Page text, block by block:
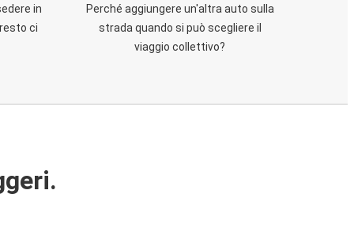
in
ci
Perché aggiungere un'altra auto sulla
strada quando si può scegliere il
viaggio collettivo?